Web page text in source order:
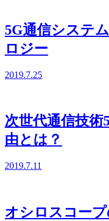
5G通信システ
ロジー
2019.7.25
次世代通信技
由とは？
2019.7.11
オシロスコー